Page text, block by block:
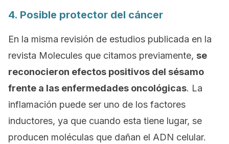
4. Posible protector del cáncer
En la misma revisión de estudios publicada en la
revista Molecules que citamos previamente, se
reconocieron efectos positivos del sésamo
frente a las enfermedades oncológicas. La
inflamación puede ser uno de los factores
inductores, ya que cuando esta tiene lugar, se
producen moléculas que dañan el ADN celular.